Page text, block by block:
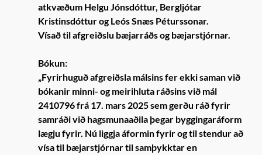
atkvæðum Helgu Jónsdóttur, Bergljótar
Kristinsdóttur og Leós Snæs Péturssonar.
Vísað til afgreiðslu bæjarráðs og bæjarstjórnar.
Bókun:
„Fyrirhuguð afgreiðsla málsins fer ekki saman við
bókanir minni- og meirihluta ráðsins við mál
2410796 frá 17. mars 2025 sem gerðu ráð fyrir
samráði við hagsmunaaðila þegar byggingaráform
lægju fyrir. Nú liggja áformin fyrir og til stendur að
vísa til bæjarstjórnar til samþykktar en